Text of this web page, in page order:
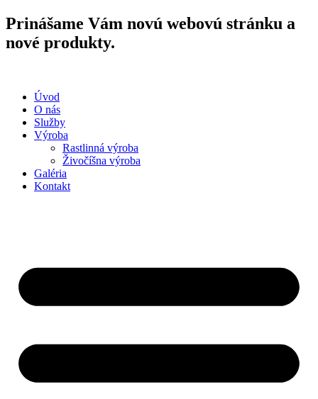
Preskočiť
na
obsah
Prinášame Vám novú webovú stránku a
nové produkty.
Úvod
O nás
Služby
Výroba
Rastlinná výroba
Živočíšna výroba
Galéria
Kontakt